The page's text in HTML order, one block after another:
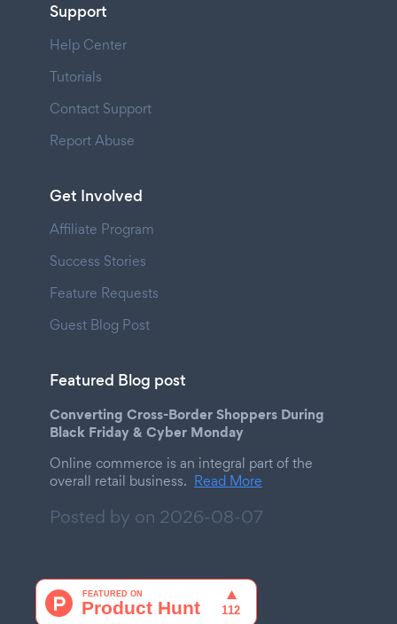
Support
Help Center
Tutorials
Contact Support
Report Abuse
Get Involved
Affiliate Program
Success Stories
Feature Requests
Guest Blog Post
Featured Blog post
Converting Cross-Border Shoppers During
Black Friday & Cyber Monday
Online commerce is an integral part of the
overall retail business. Read More
Posted by on 2026-08-07